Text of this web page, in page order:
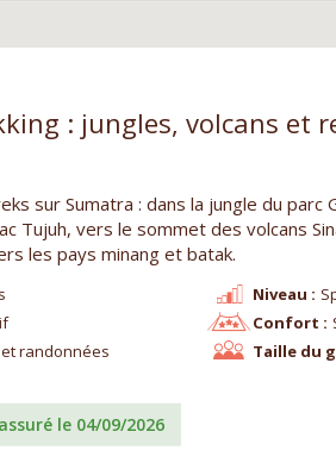
: jungles, volcans et
sur Sumatra : dans la jungle du parc
Tujuh, vers le sommet des volcans
les pays minang et batak.
Niveau :
Confort :
randonnées Taille du
le 04/09/2026